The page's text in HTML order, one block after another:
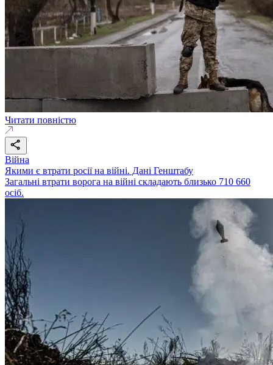
Читати повністю
Війна
Якими є втрати росії на війні. Дані Генштабу
Загальні втрати ворога на війні складають близько 710 660
осіб.